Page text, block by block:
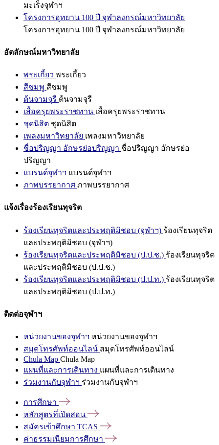
มะเร็งจุฬาฯ
โครงการอุทยาน 100 ปี จุฬาลงกรณ์มหาวิทยาลัย
โครงการอุทยาน 100 ปี จุฬาลงกรณ์มหาวิทยาลัย
อัตลักษณ์มหาวิทยาลัย
พระเกี้ยว พระเกี้ยว
สีชมพู สีชมพู
ต้นจามจุรี ต้นจามจุรี
เสื้อครุยพระราชทาน เสื้อครุยพระราชทาน
ชุดนิสิต ชุดนิสิต
เพลงมหาวิทยาลัย เพลงมหาวิทยาลัย
ชื่อปริญญา อักษรย่อปริญญา ชื่อปริญญา อักษรย่อ
ปริญญา
แบรนด์จุฬาฯ แบรนด์จุฬาฯ
ภาพบรรยากาศ ภาพบรรยากาศ
แจ้งเรื่องร้องเรียนทุจริต
ร้องเรียนทุจริตและประพฤติมิชอบ (จุฬาฯ) ร้องเรียนทุจริต
และประพฤติมิชอบ (จุฬาฯ)
ร้องเรียนทุจริตและประพฤติมิชอบ (ป.ป.ช.) ร้องเรียนทุจริต
และประพฤติมิชอบ (ป.ป.ช.)
ร้องเรียนทุจริตและประพฤติมิชอบ (ป.ป.ท.) ร้องเรียนทุจริต
และประพฤติมิชอบ (ป.ป.ท.)
ติดต่อจุฬาฯ
หน่วยงานของจุฬาฯ หน่วยงานของจุฬาฯ
สมุดโทรศัพท์ออนไลน์ สมุดโทรศัพท์ออนไลน์
Chula Map Chula Map
แผนที่และการเดินทาง แผนที่และการเดินทาง
ร่วมงานกับจุฬาฯ ร่วมงานกับจุฬาฯ
การศึกษา
หลักสูตรที่เปิดสอน
สมัครเข้าศึกษา TCAS
ค่าธรรมเนียมการศึกษา